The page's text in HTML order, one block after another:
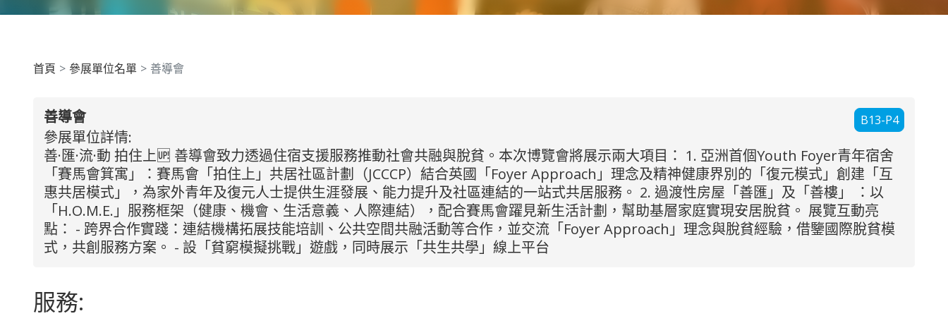
首頁 參展單位名單 善導會
B13-P4
善導會
參展單位詳情:
善·匯·流·動 拍住上🆙 善導會致力透過住宿支援服務推動社會共融與脫貧。本次博覽會將展示兩大項目： 1. 亞洲首個Youth Foyer青年宿舍
「賽馬會箕寓」：賽馬會「拍住上」共居社區計劃（JCCCP）結合英國「Foyer Approach」理念及精神健康界別的「復元模式」創建「互
惠共居模式」，為家外青年及復元人士提供生涯發展、能力提升及社區連結的一站式共居服務。 2. 過渡性房屋「善匯」及「善樓」 ：以
「H.O.M.E.」服務框架（健康、機會、生活意義、人際連結），配合賽馬會躍見新生活計劃，幫助基層家庭實現安居脫貧。 展覽互動亮
點： - 跨界合作實踐：連結機構拓展技能培訓、公共空間共融活動等合作，並交流「Foyer Approach」理念與脫貧經驗，借鑒國際脫貧模
式，共創服務方案。 - 設「貧窮模擬挑戰」遊戲，同時展示「共生共學」線上平台
服務: